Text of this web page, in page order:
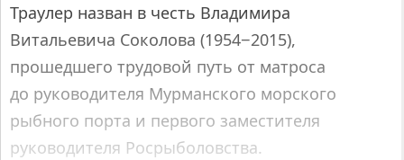
Траулер назван в честь Владимира
Витальевича Соколова (1954−2015),
прошедшего трудовой путь от матроса
до руководителя Мурманского морского
рыбного порта и первого заместителя
руководителя Росрыболовства.